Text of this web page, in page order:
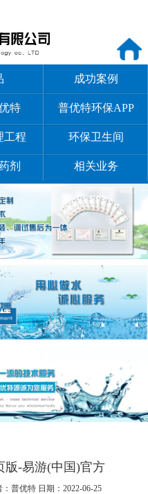
成功案例
特 普优特环保APP
工程 环保卫生间
剂 相关业务
版-易游(中国)官方
：普优特 日期：2022-06-25